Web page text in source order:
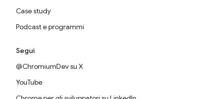
Case study
Podcast e programmi
Segui
@ChromiumDev su X
YouTube